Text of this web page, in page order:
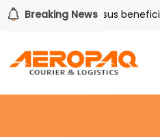
Breaking News
también tiene sus beneficios.